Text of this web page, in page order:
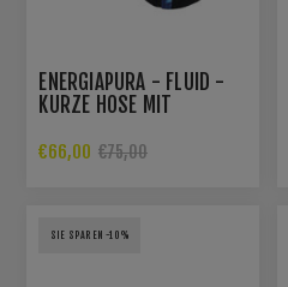
ENERGIAPURA - FLUID -
KURZE HOSE MIT
€66,00 €75,00
SIE SPAREN -10%